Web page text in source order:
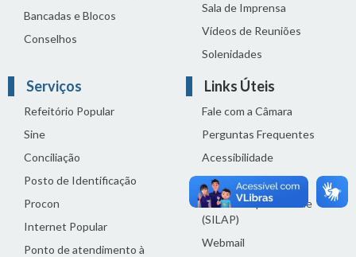
Bancadas e Blocos
Conselhos
Sala de Imprensa
Vídeos de Reuniões
Solenidades
Serviços
Refeitório Popular
Sine
Conciliação
Posto de Identificação
Procon
Internet Popular
Ponto de atendimento à
Links Úteis
Fale com a Câmara
Perguntas Frequentes
Acessibilidade
Termos de uso
Política de privacidade
(SILAP)
Webmail